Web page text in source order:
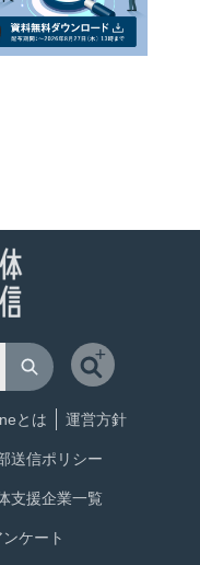
とは 運営方針
送信ポリシー
支援企業一覧
ケート